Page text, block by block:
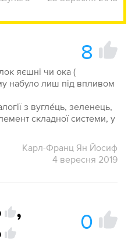
8
яєшні чи ока (
набуло лиш під впливом
з вугле́ць, зеленець,
складної системи, у
Карл-Франц Ян Йосиф
4 вересня 2019
,
0